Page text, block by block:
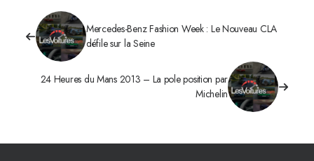
Mercedes-Benz Fashion Week : Le Nouveau CLA
défile sur la Seine
24 Heures du Mans 2013 – La pole position par
Michelin